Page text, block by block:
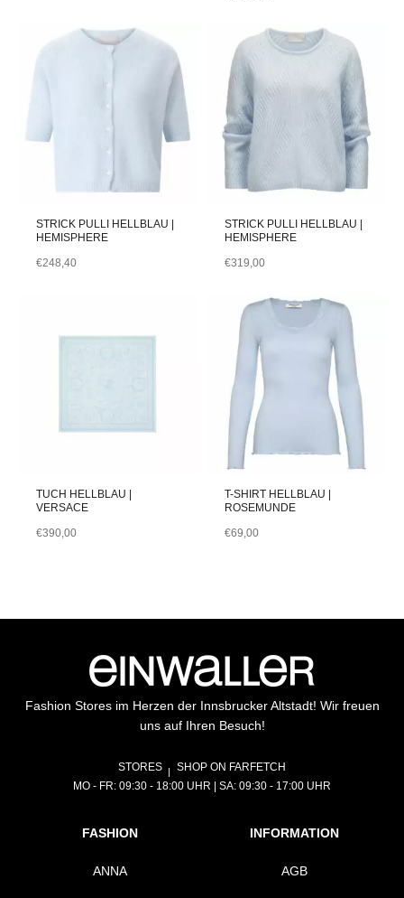
STRICK PULLI HELLBLAU |
HEMISPHERE
€248,40
STRICK PULLI HELLBLAU |
HEMISPHERE
€319,00
TUCH HELLBLAU |
VERSACE
€390,00
T-SHIRT HELLBLAU |
ROSEMUNDE
€69,00
Fashion Stores im Herzen der Innsbrucker Altstadt! Wir freuen
uns auf Ihren Besuch!
STORES
SHOP ON FARFETCH
MO - FR: 09:30 - 18:00 UHR | SA: 09:30 - 17:00 UHR
FASHION
ANNA
INFORMATION
AGB